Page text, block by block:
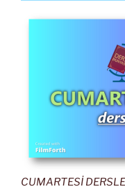
CUMARTESİ